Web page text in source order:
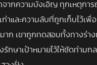
จากความบังเอิญ ทุกเหตุกา
ก่าและความลับที่ถูกเก็บไว้เ
าก เขาถูกทดสอบทั้งทางร่าง
รักษาเป้าหมายไว้ให้ชัดท่ามก